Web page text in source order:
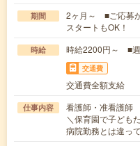
期間
2ヶ月～ ■ご応募
スタートもOK！
時給 時給2200円～ ■
交通費
交通費全額支給
仕事内容
看護師・准看護師
＼保育園で子ども
病院勤務とは違っ